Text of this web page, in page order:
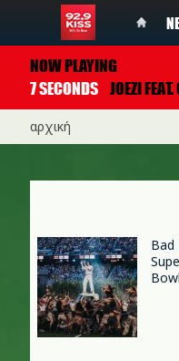
NOW PLAYING
7 SECONDS JOEZI
αρχική
Bad